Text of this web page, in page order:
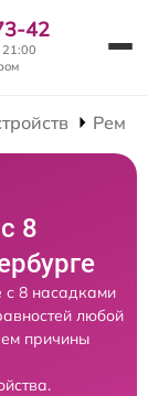
42
21:00
8
с 8 насадками
любой
причины